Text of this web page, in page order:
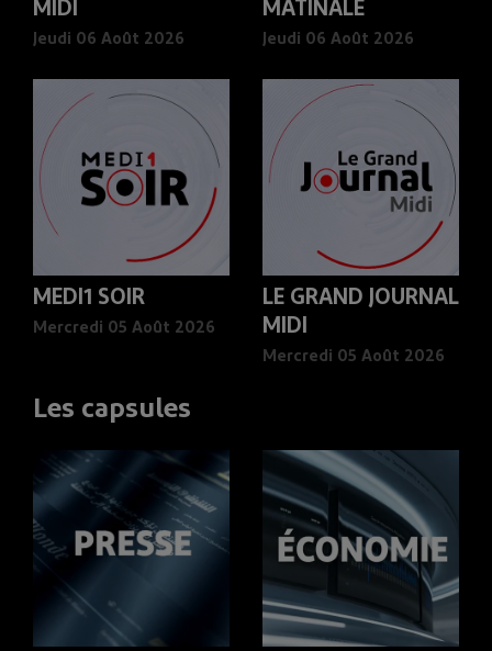
MIDI
Jeudi 06 Août 2026
MATINALE
Jeudi 06 Août 2026
MEDI1 SOIR
Mercredi 05 Août 2026
LE GRAND JOURNAL
MIDI
Mercredi 05 Août 2026
Les capsules